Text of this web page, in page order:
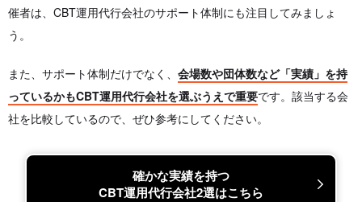
催者は、CBT運用代行会社のサポート体制にも注目してみましょ
う。
また、サポート体制だけでなく、 会場数や団体数など「実績」を持
っているかもCBT運用代行会社を選ぶうえで重要です。該当する会
社を比較しているので、ぜひ参考にしてください。
確かな実績を持つ
CBT運用代行会社2選はこちら